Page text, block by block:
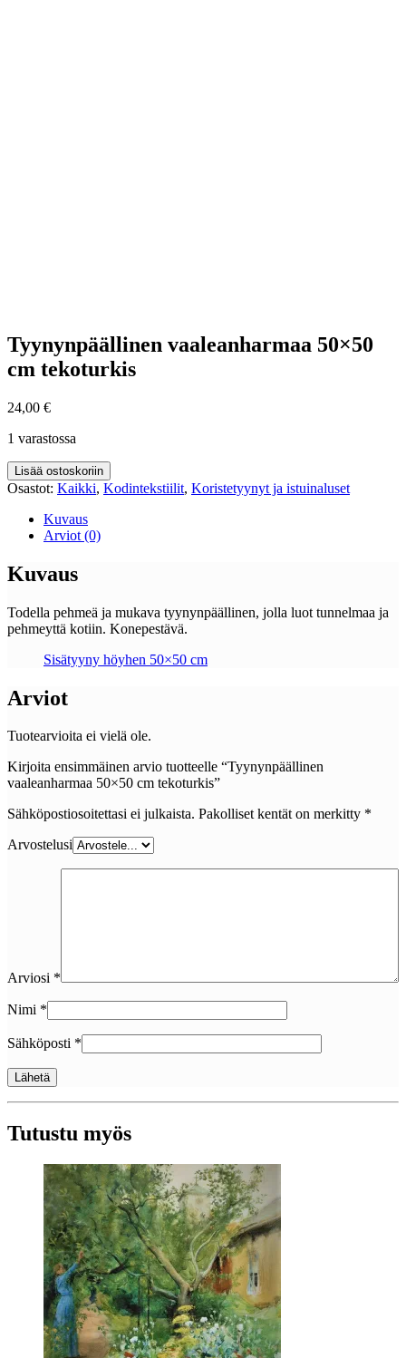
Tyynynpäällinen vaaleanharmaa 50×50
cm tekoturkis
24,00 €
1 varastossa
Lisää ostoskoriin
Osastot: Kaikki, Kodintekstiilit, Koristetyynyt ja istuinaluset
Kuvaus
Arviot (0)
Kuvaus
Todella pehmeä ja mukava tyynynpäällinen, jolla luot tunnelmaa ja
pehmeyttä kotiin. Konepestävä.
Sisätyyny höyhen 50×50 cm
Arviot
Tuotearvioita ei vielä ole.
Kirjoita ensimmäinen arvio tuotteelle “Tyynynpäällinen
vaaleanharmaa 50×50 cm tekoturkis”
Sähköpostiosoitettasi ei julkaista. Pakolliset kentät on merkitty *
Arvostelusi
Arviosi *
Nimi *
Sähköposti *
Tutustu myös